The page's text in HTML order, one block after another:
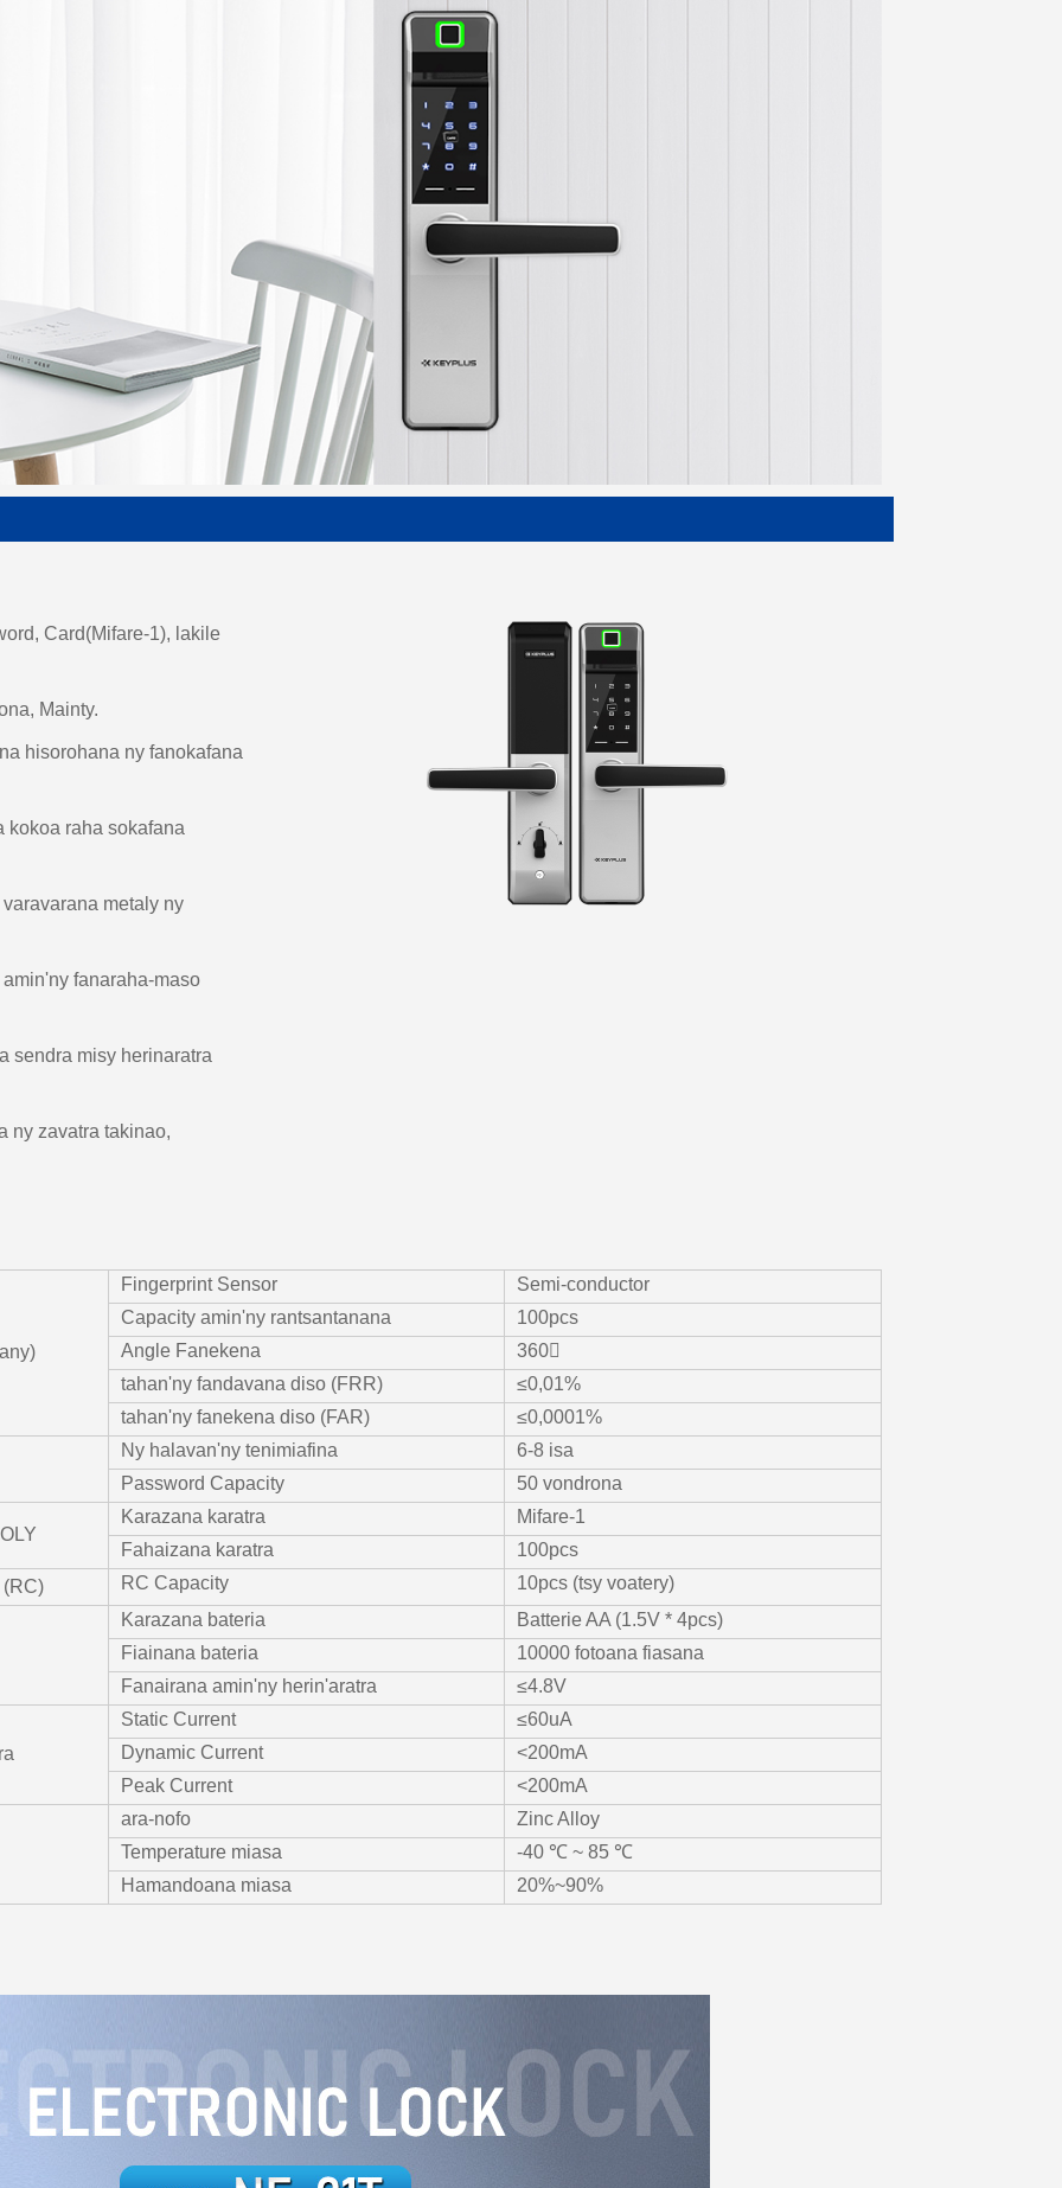
Card(Mifare-1), lakile
Mainty.
hisorohana ny fanokafana
kokoa raha sokafana
metaly ny
fanaraha-maso
sendra misy herinaratra
ny zavatra takinao,
Fingerprint Sensor
Semi-conductor
Capacity amin'ny rantsantanana
100pcs
Angle Fanekena
360〫
tahan'ny fandavana diso (FRR)
≤0,01%
tahan'ny fanekena diso (FAR)
≤0,0001%
Ny halavan'ny tenimiafina
6-8 isa
Password Capacity
50 vondrona
Karazana karatra
Mifare-1
Fahaizana karatra
100pcs
(RC)
RC Capacity
10pcs (tsy voatery)
Karazana bateria
Batterie AA (1.5V * 4pcs)
Fiainana bateria
10000 fotoana fiasana
Fanairana amin'ny herin'aratra
≤4.8V
Static Current
≤60uA
Dynamic Current
<200mA
Peak Current
<200mA
ara-nofo
Zinc Alloy
Temperature miasa
-40 ℃ ~ 85 ℃
Hamandoana miasa
20%~90%